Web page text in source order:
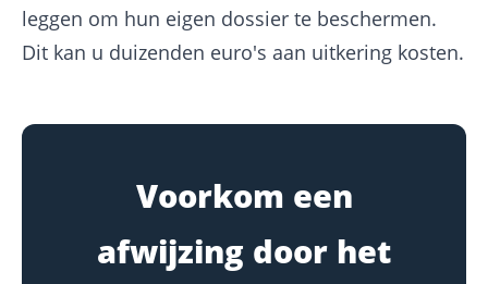
leggen om hun eigen dossier te beschermen.
Dit kan u duizenden euro's aan uitkering kosten.
Voorkom een
afwijzing door het